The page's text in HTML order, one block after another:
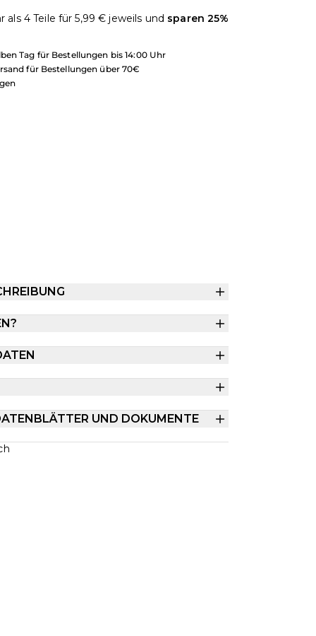
als 4 Teile für5,99 € jeweils und sparen 25%
Tag für Bestellungen bis 14:00 Uhr
für Bestellungen über 70€
UND DOKUMENTE